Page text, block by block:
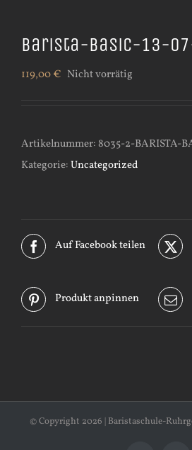
Barista-Basic-13-
119,00€ Nicht vorrätig
Artikelnummer:8035-2-BARISTA-
Kategorie:Uncategorized
Auf Facebook teilen
Produkt anpinnen
© Copyright 2026 | Baristaschule-